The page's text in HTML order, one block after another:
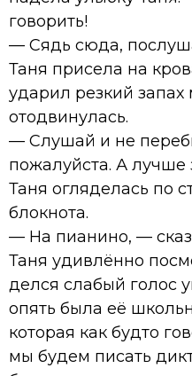
говорить!
— Сядь сюда,
Таня присела на
ударил резкий запах
отодвинулась.
— Слушай и не
пожалуйста. А лучше
Таня огляделась по
блокнота.
— На пианино, —
Таня удивлённо
делся слабый голос
опять была её
которая как будто
мы будем писать